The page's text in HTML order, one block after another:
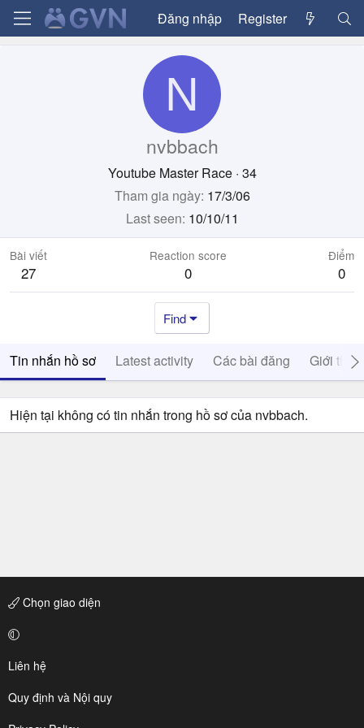
Đăng nhập Register
N
nvbbach
Youtube Master Race · 34
Tham gia ngày 17/3/06
Last seen 10/10/11
Bài viết
27
Reaction score
0
Điểm
0
Find
Tin nhắn hồ sơ Latest activity Các bài đăng Giới thiệu
Hiện tại không có tin nhắn trong hồ sơ của nvbbach.
Chọn giao diện
Liên hệ
Quy định và Nội quy